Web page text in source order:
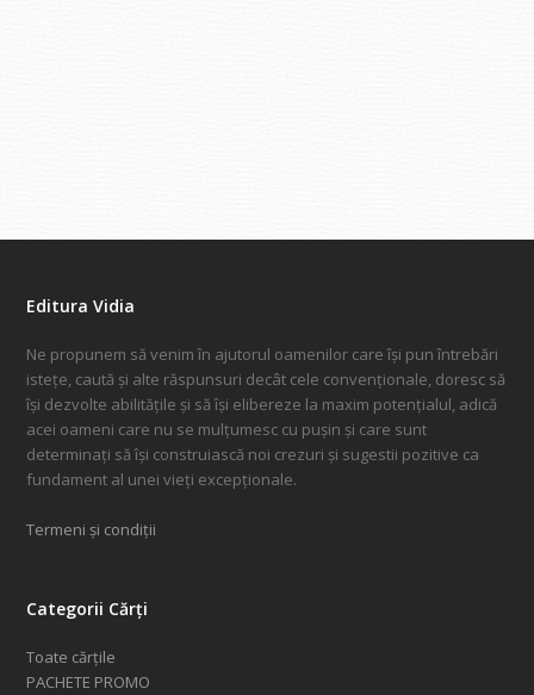
Editura Vidia
Ne propunem să venim în ajutorul oamenilor care își pun întrebări
istețe, caută și alte răspunsuri decât cele convenționale, doresc să
își dezvolte abilitățile și să își elibereze la maxim potențialul, adică
acei oameni care nu se mulțumesc cu pușin și care sunt
determinați să își construiască noi crezuri și sugestii pozitive ca
fundament al unei vieți excepționale.
Termeni și condiții
Categorii Cărți
Toate cărțile
PACHETE PROMO